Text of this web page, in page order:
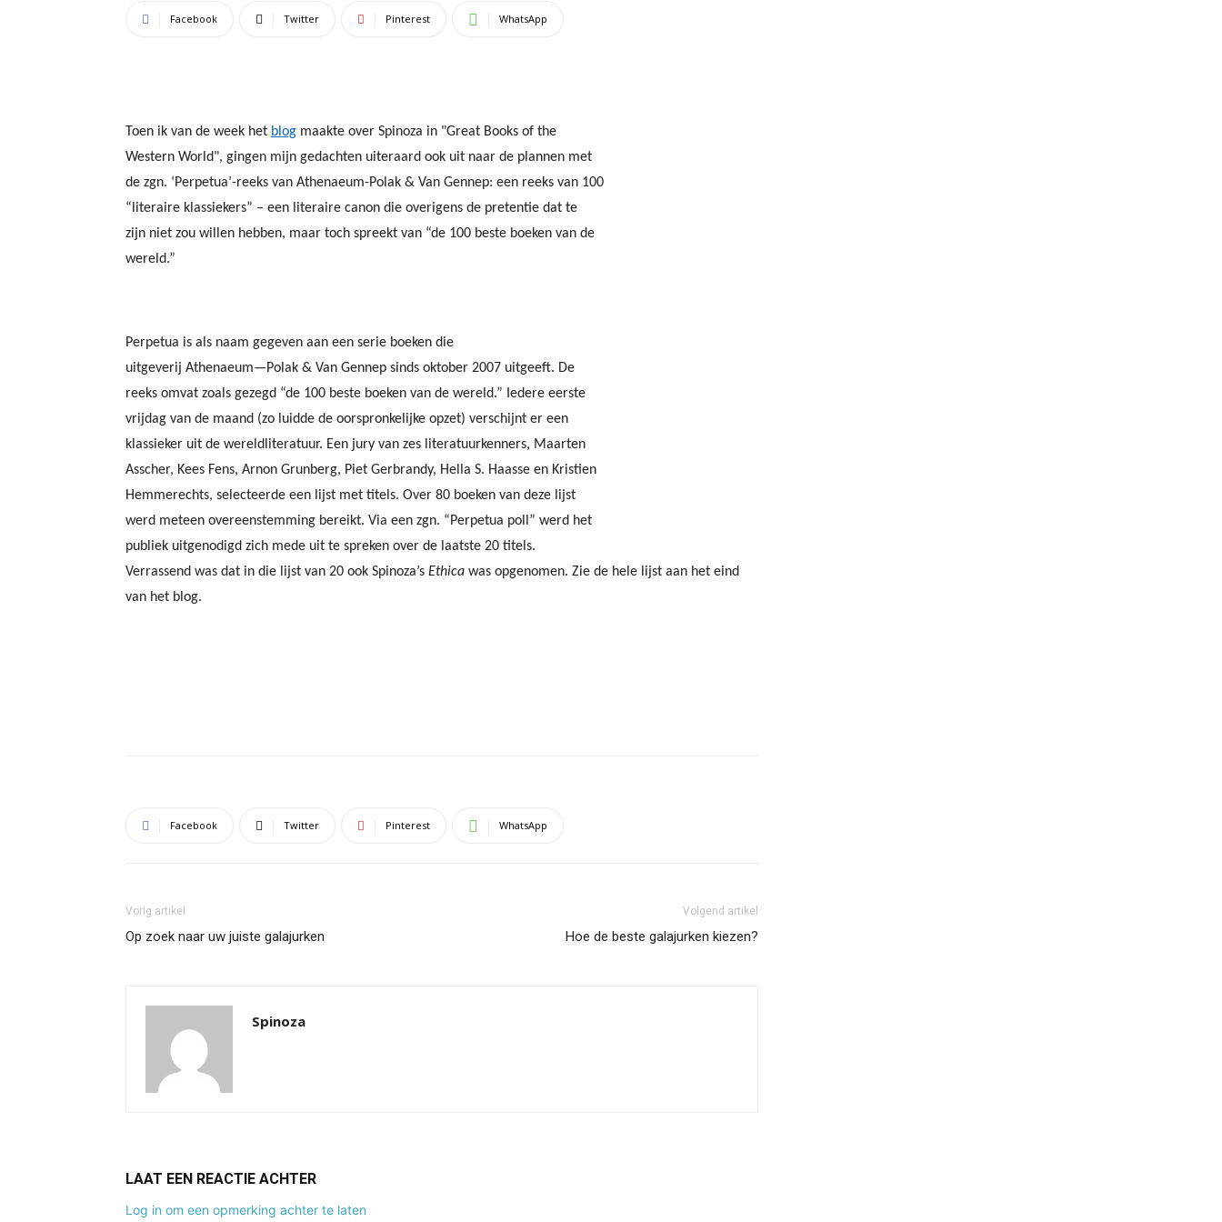
Facebook Twitter Pinterest WhatsApp
Toen ik van de week het blog maakte over Spinoza in "Great Books of the
Western World", gingen mijn gedachten uiteraard ook uit naar de plannen met
de zgn. ‘Perpetua’-reeks van Athenaeum-Polak & Van Gennep: een reeks van 100
“literaire klassiekers” – een literaire canon die overigens de pretentie dat te
zijn niet zou willen hebben, maar toch spreekt van “de 100 beste boeken van de
wereld.”
Perpetua is als naam gegeven aan een serie boeken die
uitgeverij Athenaeum—Polak & Van Gennep sinds oktober 2007 uitgeeft. De
reeks omvat zoals gezegd “de 100 beste boeken van de wereld.” Iedere eerste
vrijdag van de maand (zo luidde de oorspronkelijke opzet) verschijnt er een
klassieker uit de wereldliteratuur. Een jury van zes literatuurkenners, Maarten
Asscher, Kees Fens, Arnon Grunberg, Piet Gerbrandy, Hella S. Haasse en Kristien
Hemmerechts, selecteerde een lijst met titels. Over 80 boeken van deze lijst
werd meteen overeenstemming bereikt. Via een zgn. “Perpetua poll” werd het
publiek uitgenodigd zich mede uit te spreken over de laatste 20 titels.
Verrassend was dat in die lijst van 20 ook Spinoza’s Ethica was opgenomen. Zie de hele lijst aan het eind
van het blog.
Facebook Twitter Pinterest WhatsApp
Vorig artikel
Op zoek naar uw juiste galajurken
Volgend artikel
Hoe de beste galajurken kiezen?
Spinoza
LAAT EEN REACTIE ACHTER
Log in om een opmerking achter te laten